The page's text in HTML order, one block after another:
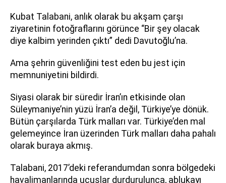
Kubat Talabani, anlık olarak bu akşam çarşı
ziyaretinin fotoğraflarını görünce “Bir şey olacak
diye kalbim yerinden çıktı” dedi Davutoğlu’na.
Ama şehrin güvenliğini test eden bu jest için
memnuniyetini bildirdi.
Siyasi olarak bir süredir İran’ın etkisinde olan
Süleymaniye’nin yüzü İran’a değil, Türkiye’ye dönük.
Bütün çarşılarda Türk malları var. Türkiye’den mal
gelemeyince İran üzerinden Türk malları daha pahalı
olarak buraya akmış.
Talabani, 2017’deki referandumdan sonra bölgedeki
havalimanlarında uçuşlar durdurulunca, ablukayı